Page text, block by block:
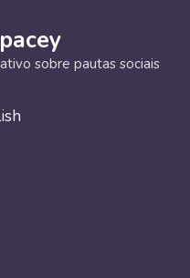
sobre pautas sociais